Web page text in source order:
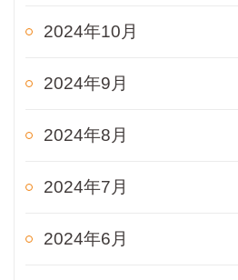
2024年10月
2024年9月
2024年8月
2024年7月
2024年6月